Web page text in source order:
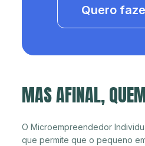
Quero
MAS AFINAL,
O Microempreendedor
que permite que o pequeno